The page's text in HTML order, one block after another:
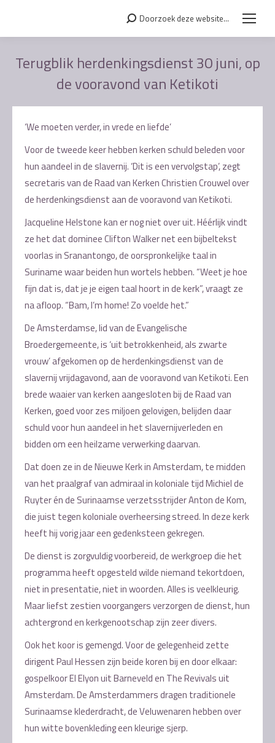
Search:Doorzoek deze website...
Terugblik herdenkingsdienst 30 juni, op
de vooravond van Ketikoti
‘We moeten verder, in vrede en liefde’
Voor de tweede keer hebben kerken schuld beleden voor
hun aandeel in de slavernij. ‘Dit is een vervolgstap’, zegt
secretaris van de Raad van Kerken Christien Crouwel over
de herdenkingsdienst aan de vooravond van Ketikoti.
Jacqueline Helstone kan er nog niet over uit. Héérlijk vindt
ze het dat dominee Clifton Walker net een bijbeltekst
voorlas in Sranantongo, de oorspronkelijke taal in
Suriname waar beiden hun wortels hebben. “Weet je hoe
fijn dat is, dat je je eigen taal hoort in de kerk”, vraagt ze
na afloop. “Bam, I’m home! Zo voelde het.”
De Amsterdamse, lid van de Evangelische
Broedergemeente, is ‘uit betrokkenheid, als zwarte
vrouw’ afgekomen op de herdenkingsdienst van de
slavernij vrijdagavond, aan de vooravond van Ketikoti. Een
brede waaier van kerken aangesloten bij de Raad van
Kerken, goed voor zes miljoen gelovigen, belijden daar
schuld voor hun aandeel in het slavernijverleden en
bidden om een heilzame verwerking daarvan.
Dat doen ze in de Nieuwe Kerk in Amsterdam, te midden
van het praalgraf van admiraal in koloniale tijd Michiel de
Ruyter én de Surinaamse verzetsstrijder Anton de Kom,
die juist tegen koloniale overheersing streed. In deze kerk
heeft hij vorig jaar een gedenksteen gekregen.
De dienst is zorgvuldig voorbereid, de werkgroep die het
programma heeft opgesteld wilde niemand tekortdoen,
niet in presentatie, niet in woorden. Alles is veelkleurig.
Maar liefst zestien voorgangers verzorgen de dienst, hun
achtergrond en kerkgenootschap zijn zeer divers.
Ook het koor is gemengd. Voor de gelegenheid zette
dirigent Paul Hessen zijn beide koren bij en door elkaar:
gospelkoor El Elyon uit Barneveld en The Revivals uit
Amsterdam. De Amsterdammers dragen traditionele
Surinaamse klederdracht, de Veluwenaren hebben over
hun witte bovenkleding een kleurige sjerp.